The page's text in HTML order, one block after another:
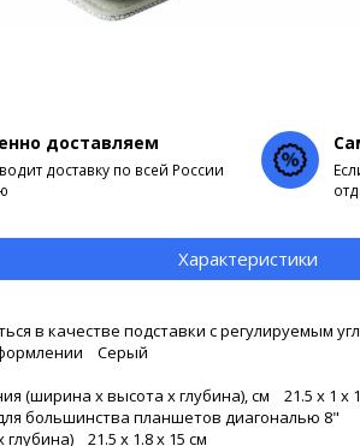
доставляем
доставку по всей России
Характеристики
в качестве подставки с регулируемым
Серый
(ширина x высота x глубина), см 21.5 x 1 x
большинства планшетов диагональю 8"
21.5 x 1.8 x 15 см